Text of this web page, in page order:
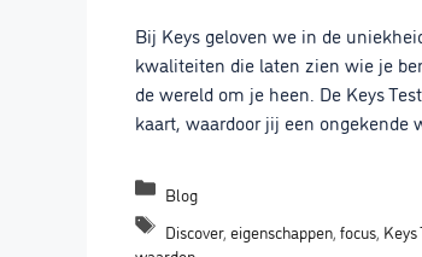
Bij Keys geloven we in de
kwaliteiten die laten zien wie je
de wereld om je heen. De Keys
kaart, waardoor jij een ongekende
Blog
Discover,eigenschappen,focus, Keys